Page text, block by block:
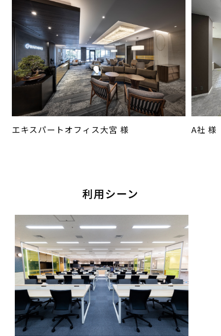
エキスパートオフィス大宮 様 A社 様
利用シーン